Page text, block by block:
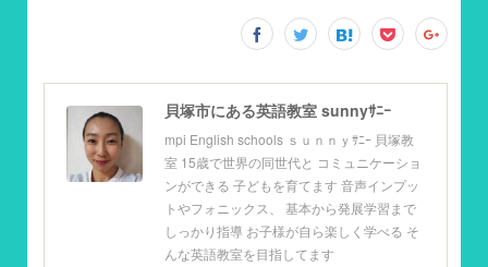
貝塚市にある英語教室 sunnyｻﾆｰ
mpi English schools ｓｕｎｎｙｻﾆｰ 貝塚教
室 15歳で世界の同世代と コミュニケーショ
ンができる 子どもを育てます 音声インプッ
トやフォニックス、 基本から発展学習まで
しっかり指導 お子様が自ら楽しく学べる そ
んな英語教室を目指してます